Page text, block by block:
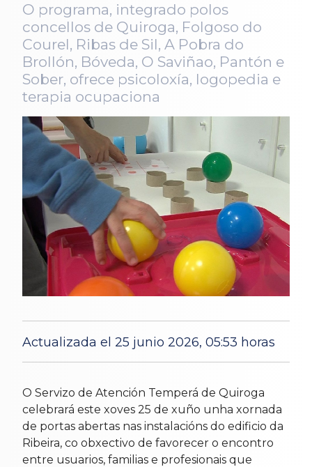
O programa, integrado polos
concellos de Quiroga, Folgoso do
Courel, Ribas de Sil, A Pobra do
Brollón, Bóveda, O Saviñao, Pantón e
Sober, ofrece psicoloxía, logopedia e
terapia ocupaciona
Actualizada el 25 junio 2026, 05:53 horas
22 Jun 2026
O Servizo de Atención Temperá de Quiroga
celebrará este xoves 25 de xuño unha xornada
de portas abertas nas instalacións do edificio da
Ribeira, co obxectivo de favorecer o encontro
entre usuarios, familias e profesionais que